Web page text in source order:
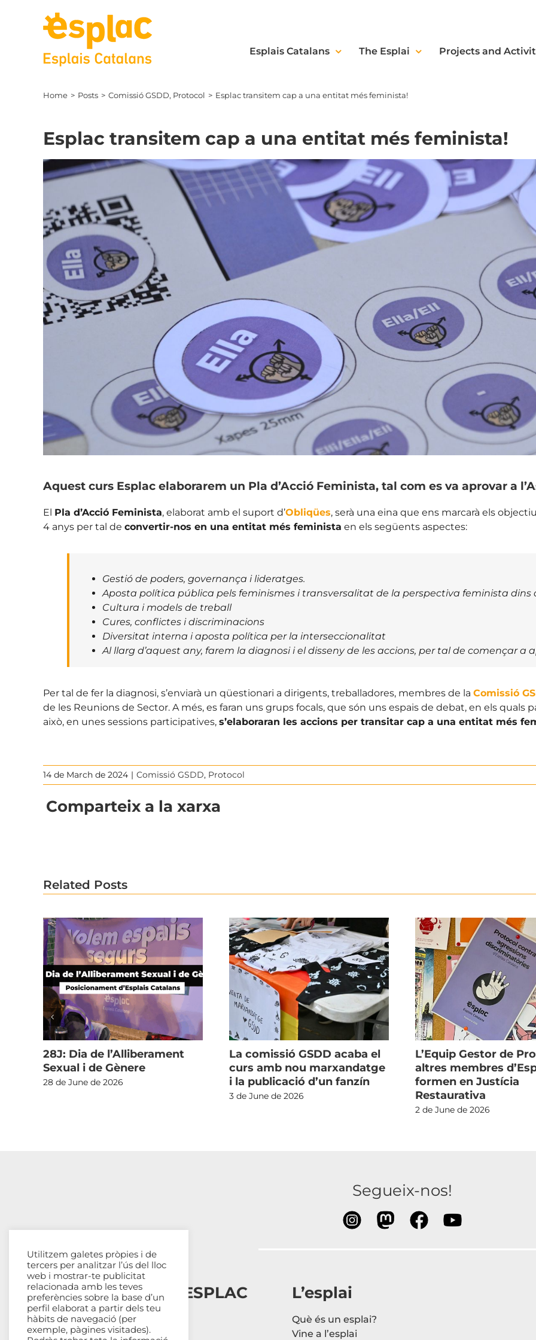
Esplais Catalans The Esplai Projects and
Home Posts Comissió GSDD Protocol Esplac transitem cap a una entitat més feminista!
Esplac transitem cap a una entitat més feminista!
View
Larger
Aquest curs Esplac elaborarem un Pla d’Acció Feminista, tal com es va aprovar a
El Pla d’Acció Feminista, elaborat amb el suport d’Obliqües, serà una eina que ens marcarà els
4 anys per tal de convertir-nos en una entitat més feminista en els següents aspectes:
Gestió de poders, governança i lideratges.
Aposta política pública pels feminismes i transversalitat de la perspectiva feminista dins
Cultura i models de treball
Cures, conflictes i discriminacions
Diversitat interna i aposta política per la interseccionalitat
Al llarg d’aquest any, farem la diagnosi i el disseny de les accions, per tal de començar a
Per tal de fer la diagnosi, s’enviarà un qüestionari a dirigents, treballadores, membres de la Comissió
de les Reunions de Sector. A més, es faran uns grups focals, que són uns espais de debat, en els
això, en unes sessions participatives, s’elaboraran les accions per transitar cap a una entitat més
14 de March de 2024 | Comissió GSDD, Protocol
Comparteix a la xarxa
Related Posts
28J: Dia de l’Alliberament
Sexual i de Gènere
28 de June de 2026
La comissió GSDD acaba el
curs amb nou marxandatge
i la publicació d’un fanzín
3 de June de 2026
L’Equip Gestor de
altres membres
formen en Justícia
Restaurativa
2 de June de 2026
Segueix-nos!
Esplais Catalans, ESPLAC
Qui som
Com ens organitzem
L’esplai
Què és un esplai?
Vine a l’esplai
Utilitzem galetes pròpies i de
tercers per analitzar l’ús del lloc
web i mostrar-te publicitat
relacionada amb les teves
preferències sobre la base d’un
perfil elaborat a partir dels teu
hàbits de navegació (per
exemple, pàgines visitades).